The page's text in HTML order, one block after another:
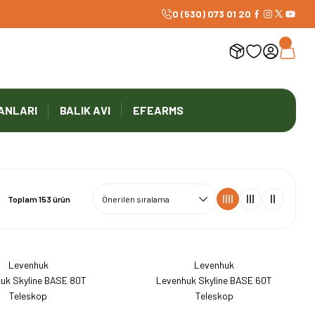
0 (530) 073 01 20
BALIK AVI EFEARMS
Toplam 153 ürün
Levenhuk
Skyline BASE 80T
Teleskop
Levenhuk
Levenhuk Skyline BASE 60T
Teleskop